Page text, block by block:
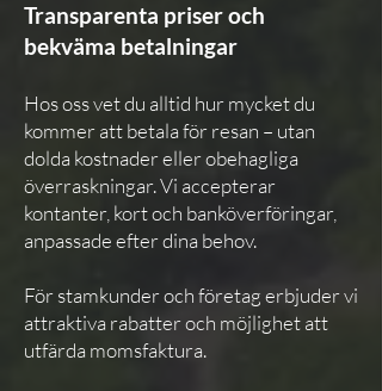
Transparenta priser och
bekväma betalningar
Hos oss vet du alltid hur mycket du
kommer att betala för resan – utan
dolda kostnader eller obehagliga
överraskningar. Vi accepterar
kontanter, kort och banköverföringar,
anpassade efter dina behov.
För stamkunder och företag erbjuder vi
attraktiva rabatter och möjlighet att
utfärda momsfaktura.